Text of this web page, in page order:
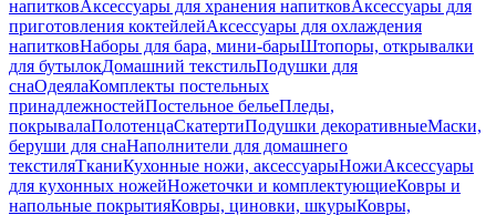
напитковАксессуары для хранения напитковАксессуары для
приготовления коктейлейАксессуары для охлаждения
напитковНаборы для бара, мини-барыШтопоры, открывалки
для бутылокДомашний текстильПодушки для
снаОдеялаКомплекты постельных
принадлежностейПостельное бельеПледы,
покрывалаПолотенцаСкатертиПодушки декоративныеМаски,
беруши для снаНаполнители для домашнего
текстиляТканиКухонные ножи, аксессуарыНожиАксессуары
для кухонных ножейНожеточки и комплектующиеКовры и
напольные покрытияКовры, циновки, шкурыКовры,